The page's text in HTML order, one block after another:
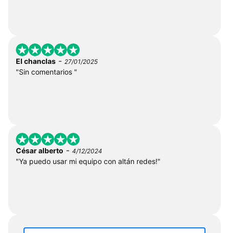
El chanclas - 27/01/2025
"Sin comentarios "
César alberto - 4/12/2024
"Ya puedo usar mi equipo con altán redes!"